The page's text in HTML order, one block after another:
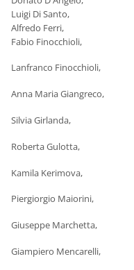
Luigi Di Santo,
Alfredo Ferri,
Fabio Finocchioli,
Lanfranco Finocchioli,
Anna Maria Giangreco,
Silvia Girlanda,
Roberta Gulotta,
Kamila Kerimova,
Piergiorgio Maiorini,
Giuseppe Marchetta,
Giampiero Mencarelli,